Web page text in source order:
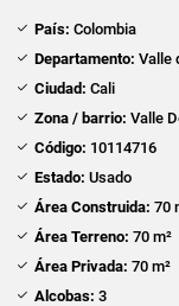
País: Colombia
Departamento: Valle
Ciudad: Cali
Zona / barrio: Valle
Código: 10114716
Estado: Usado
Área Construida: 70
Área Terreno: 70 m²
Área Privada: 70 m²
Alcobas: 3